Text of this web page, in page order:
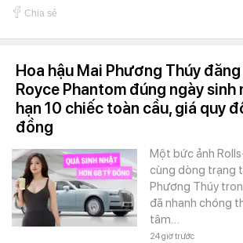
Chia sẻ
Hoa hậu Mai Phương Thúy
Royce Phantom đúng ngày sinh
hạn 10 chiếc toàn cầu, giá quy
đồng
Một bức ảnh
cùng dòng trạng
Phương Thúy
đã nhanh chóng
tâm…
24 giờ trước